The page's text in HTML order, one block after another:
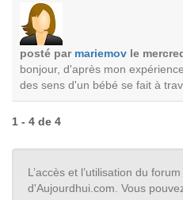
posté par mariemov le
bonjour, d'après mon
des sens d'un bébé se fait à
1 - 4 de 4
L’accès et l’utilisation du
d'Aujourdhui.com. Vous